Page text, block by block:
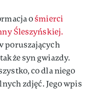
ośmierci
Śleszyńskiej.
poruszających
syn gwiazdy.
co dla niego
zdjęć. Jego wpis